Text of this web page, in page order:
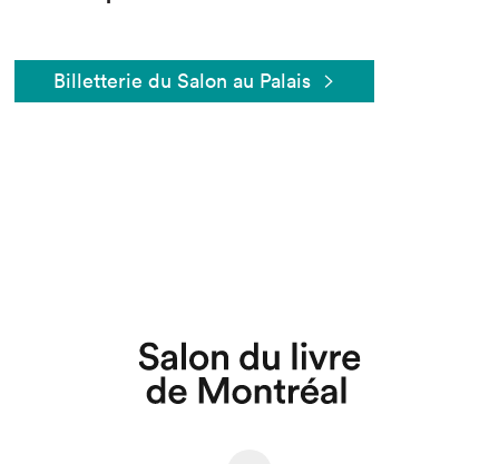
Billetterie du Salon au Palais